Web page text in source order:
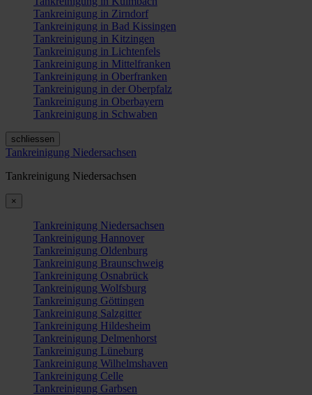
Tankreinigung in Zirndorf
Tankreinigung in Bad Kissingen
Tankreinigung in Kitzingen
Tankreinigung in Lichtenfels
Tankreinigung in Mittelfranken
Tankreinigung in Oberfranken
Tankreinigung in der Oberpfalz
Tankreinigung in Oberbayern
Tankreinigung in Schwaben
schliessen
Tankreinigung Niedersachsen
Tankreinigung Niedersachsen
×
Tankreinigung Niedersachsen
Tankreinigung Hannover
Tankreinigung Oldenburg
Tankreinigung Braunschweig
Tankreinigung Osnabrück
Tankreinigung Wolfsburg
Tankreinigung Göttingen
Tankreinigung Salzgitter
Tankreinigung Hildesheim
Tankreinigung Delmenhorst
Tankreinigung Lüneburg
Tankreinigung Wilhelmshaven
Tankreinigung Celle
Tankreinigung Garbsen